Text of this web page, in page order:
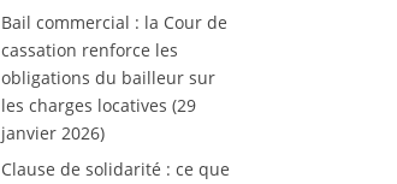
Bail commercial : la Cour de
cassation renforce les
obligations du bailleur sur
les charges locatives (29
janvier 2026)
Clause de solidarité : ce que